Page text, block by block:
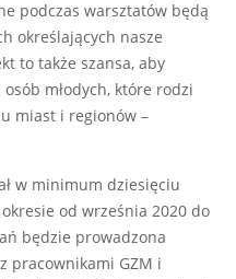
podczas warsztatów będą
określających nasze
to także szansa, aby
młodych, które rodzi
miast i regionów –
w minimum dziesięciu
od września 2020 do
będzie prowadzona
pracownikami GZM i